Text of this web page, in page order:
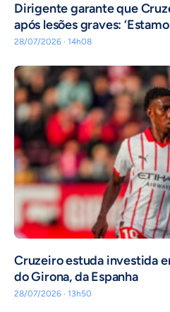
Dirigente garante que
após lesões graves:
28/07/2026 · 14h08
Cruzeiro estuda investida
do Girona, da Espanha
28/07/2026 · 13h50